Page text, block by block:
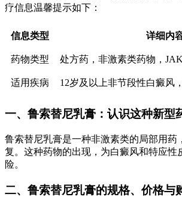
疗信息温馨提示如下：
信息类型 详细内
药物类型 处方药，非激素类药物，
适用疾病 12岁及以上非节段性白癜风
一、鲁索替尼乳膏：认识这种新型
鲁索替尼乳膏是一种非激素类的局部用药
复。这种药物的出现，为白癜风和特应
险。
二、鲁索替尼乳膏的规格、价格与